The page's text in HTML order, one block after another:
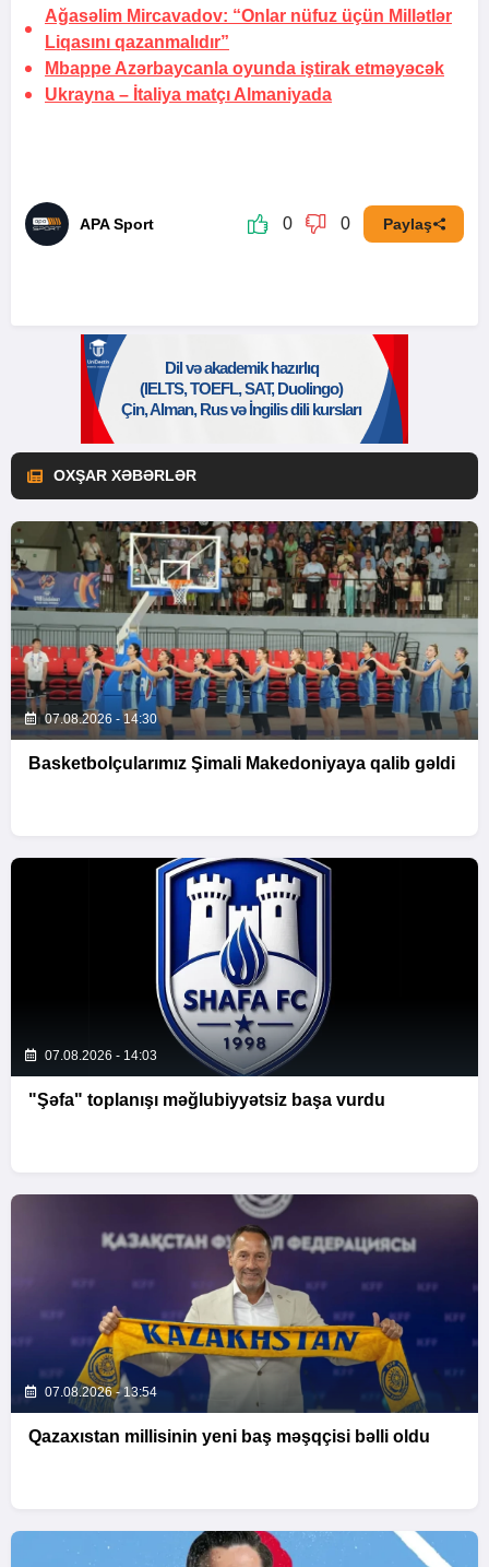
Ağasəlim Mircavadov: “Onlar nüfuz üçün Millətlər
Liqasını qazanmalıdır”
Mbappe Azərbaycanla oyunda iştirak etməyəcək
Ukrayna – İtaliya matçı Almaniyada
APA Sport 0 0 Paylaş
OXŞAR XƏBƏRLƏR
07.08.2026 - 14:30
Basketbolçularımız Şimali Makedoniyaya qalib gəldi
07.08.2026 - 14:03
"Şəfa" toplanışı məğlubiyyətsiz başa vurdu
07.08.2026 - 13:54
Qazaxıstan millisinin yeni baş məşqçisi bəlli oldu